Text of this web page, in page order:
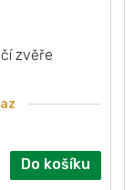
zvěře
Do košíku